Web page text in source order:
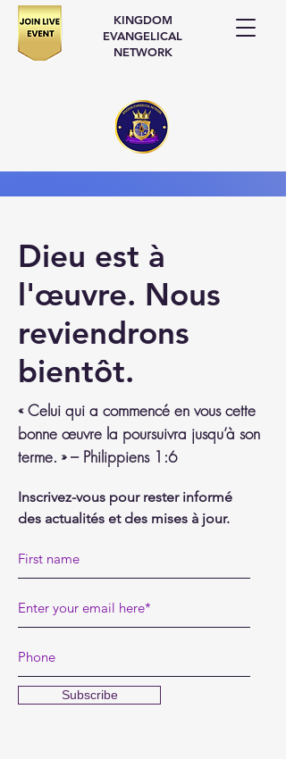
KINGDOM
EVANGELICAL
NETWORK
Dieu est à
l'œuvre. Nous
reviendrons
bientôt.
« Celui qui a commencé en vous cette
bonne œuvre la poursuivra jusqu’à son
terme. » – Philippiens 1:6
Inscrivez-vous pour rester informé
des actualités et des mises à jour.
Subscribe